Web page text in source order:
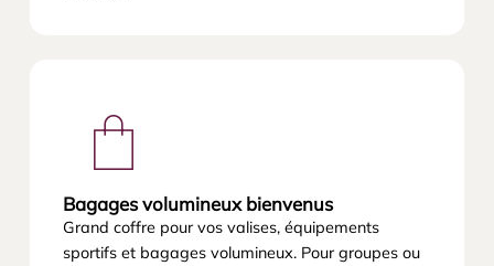
Bagages volumineux bienvenus
Grand coffre pour vos valises, équipements
sportifs et bagages volumineux. Pour groupes ou